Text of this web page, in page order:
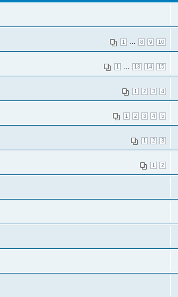
1 8 9 10
1 13 14 15
1 2 3 4
1 2 3 4 5
1 2 3
1 2